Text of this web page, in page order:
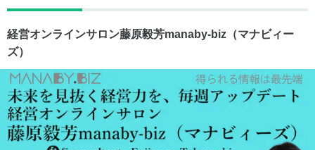
経営オンラインサロン藤原毅芳manaby-biz（マナビィー
ズ）